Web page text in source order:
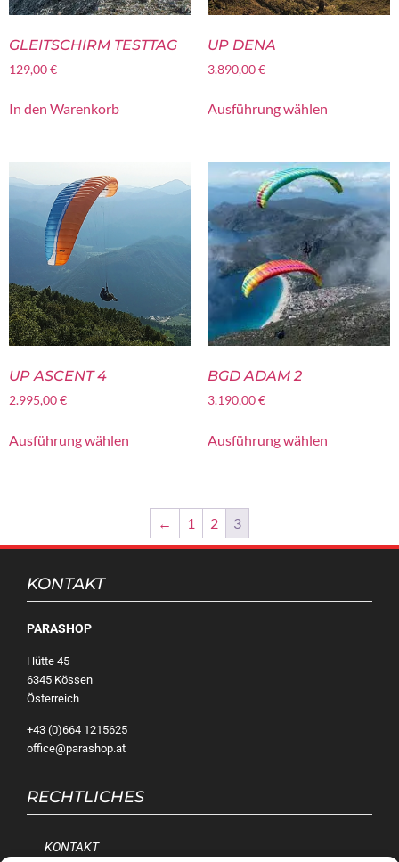
GLEITSCHIRM TESTTAG
129,00€
In den Warenkorb
UP DENA
3.890,00€
Ausführung wählen
UP ASCENT 4
2.995,00€
Ausführung wählen
BGD ADAM 2
3.190,00€
Ausführung wählen
← 1 2 3
KONTAKT
PARASHOP
Hütte 45
6345 Kössen
Österreich
+43 (0)664 1215625
office@parashop.at
RECHTLICHES
KONTAKT